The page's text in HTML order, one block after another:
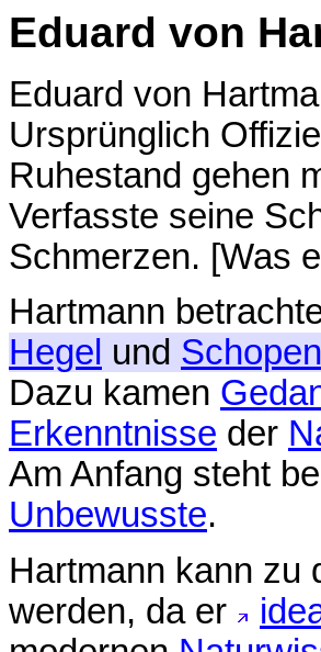
Eduard von
Eduard von
Ursprünglich
Ruhestand gehen
Verfasste seine
Schmerzen. [Was
Hartmann
Hegel und
Dazu kamen
Erkenntnisse der
Am Anfang steht
Unbewusste.
Hartmann kann zu
werden, da er